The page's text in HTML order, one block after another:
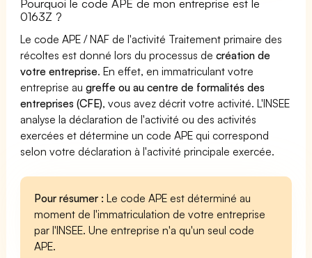
Pourquoi le code APE de mon entreprise est le
0163Z ?
Le code APE / NAF de l'activité Traitement primaire des
récoltes est donné lors du processus decréation de
votre entreprise. En effet, en immatriculant votre
entreprise augreffe ou au centre de formalités des
entreprises (CFE), vous avez décrit votre activité. L'INSEE
analyse la déclaration de l'activité ou des activités
exercées et détermine un code APE qui correspond
selon votre déclaration à l'activité principale exercée.
Pour résumer : Le code APE est déterminé au
moment de l'immatriculation de votre entreprise
par l'INSEE. Une entreprise n'a qu'un seul code
APE.